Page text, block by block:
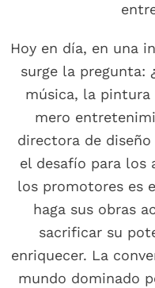
Hoy en día, en una
surge la pregunta:
música, la
mero
directora de diseño
el desafío para los
los promotores es
haga sus obras
sacrificar su
enriquecer. La
mundo dominado